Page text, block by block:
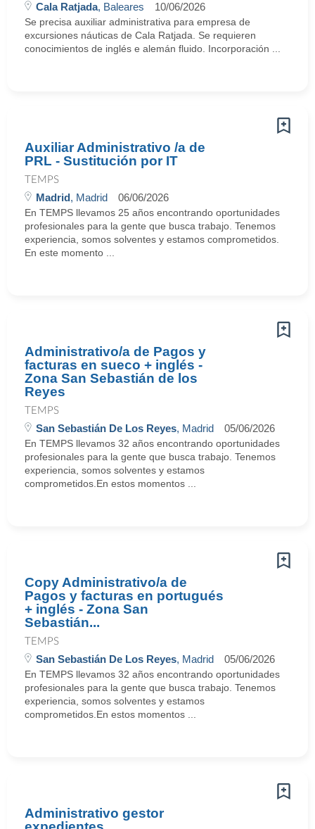
Cala Ratjada, Baleares 10/06/2026
Se precisa auxiliar administrativa para empresa de
excursiones náuticas de Cala Ratjada. Se requieren
conocimientos de inglés e alemán fluido. Incorporación ...
Auxiliar Administrativo /a de
PRL - Sustitución por IT
TEMPS
Madrid, Madrid 06/06/2026
En TEMPS llevamos 25 años encontrando oportunidades
profesionales para la gente que busca trabajo. Tenemos
experiencia, somos solventes y estamos comprometidos.
En este momento ...
Administrativo/a de Pagos y
facturas en sueco + inglés -
Zona San Sebastián de los
Reyes
TEMPS
San Sebastián De Los Reyes, Madrid 05/06/2026
En TEMPS llevamos 32 años encontrando oportunidades
profesionales para la gente que busca trabajo. Tenemos
experiencia, somos solventes y estamos
comprometidos.En estos momentos ...
Copy Administrativo/a de
Pagos y facturas en portugués
+ inglés - Zona San
Sebastián...
TEMPS
San Sebastián De Los Reyes, Madrid 05/06/2026
En TEMPS llevamos 32 años encontrando oportunidades
profesionales para la gente que busca trabajo. Tenemos
experiencia, somos solventes y estamos
comprometidos.En estos momentos ...
Administrativo gestor